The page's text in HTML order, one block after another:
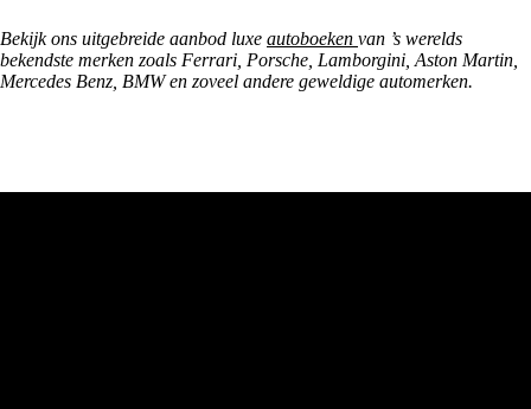
Bekijk ons uitgebreide aanbod luxe autoboeken van ’s werelds
bekendste merken zoals Ferrari, Porsche, Lamborgini, Aston Martin,
Mercedes Benz, BMW en zoveel andere geweldige automerken.